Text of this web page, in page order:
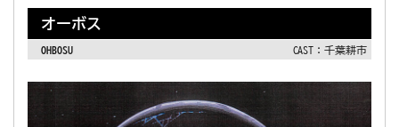
オーボス
OHBOSU CAST：千葉耕市